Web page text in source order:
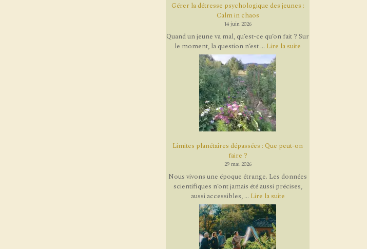
Gérer la détresse psychologique des jeunes :
Calm in chaos
14 juin 2026
Quand un jeune va mal, qu’est-ce qu’on fait ? Sur
le moment, la question n’est ... Lire la suite
Limites planétaires dépassées : Que peut-on
faire ?
29 mai 2026
Nous vivons une époque étrange. Les données
scientifiques n’ont jamais été aussi précises,
aussi accessibles, ... Lire la suite